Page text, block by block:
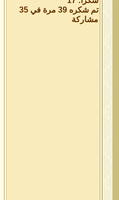
تم شكره 39 مرة في 35
مشاركة